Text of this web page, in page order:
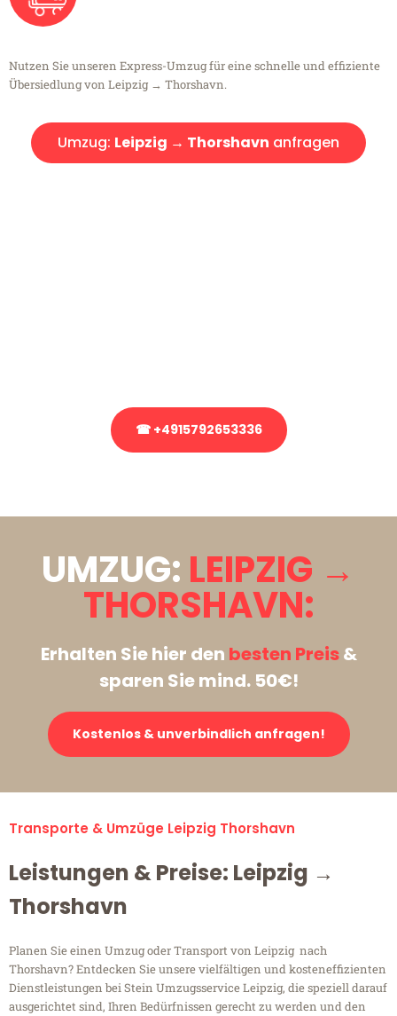
Nutzen Sie unseren Express-Umzug für eine schnelle und effiziente
Übersiedlung von Leipzig → Thorshavn.
Umzug: Leipzig → Thorshavn anfragen
☎ +4915792653336
UMZUG: LEIPZIG →
THORSHAVN:
Erhalten Sie hier den besten Preis&
sparen Sie mind. 50€!
Kostenlos & unverbindlich anfragen!
Transporte & Umzüge Leipzig Thorshavn
Leistungen & Preise: Leipzig →
Thorshavn
Planen Sie einen Umzug oder Transport von Leipzig nach
Thorshavn? Entdecken Sie unsere vielfältigen und kosteneffizienten
Dienstleistungen bei Stein Umzugsservice Leipzig, die speziell darauf
ausgerichtet sind, Ihren Bedürfnissen gerecht zu werden und den